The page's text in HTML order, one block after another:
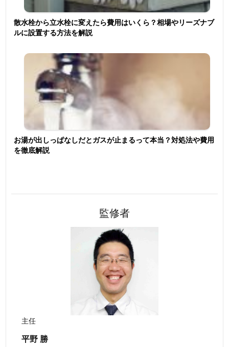
散水栓から立水栓に変えたら費用はいくら？相場やリーズナブ
ルに設置する方法を解説
お湯が出しっぱなしだとガスが止まるって本当？対処法や費用
を徹底解説
監修者
主任
平野 勝